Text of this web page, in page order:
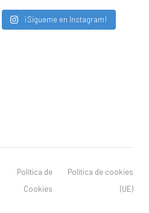
¡Sígueme en Instagram!
Política de
Cookies
Política de cookies
(UE)